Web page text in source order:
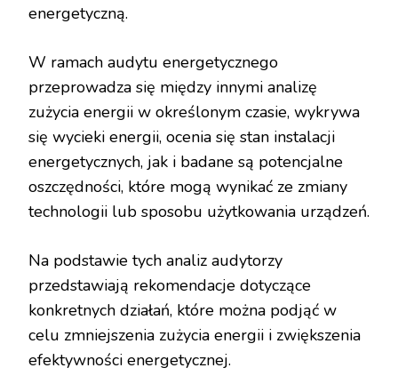
energetyczną.
W ramach audytu energetycznego
przeprowadza się między innymi analizę
zużycia energii w określonym czasie, wykrywa
się wycieki energii, ocenia się stan instalacji
energetycznych, jak i badane są potencjalne
oszczędności, które mogą wynikać ze zmiany
technologii lub sposobu użytkowania urządzeń.
Na podstawie tych analiz audytorzy
przedstawiają rekomendacje dotyczące
konkretnych działań, które można podjąć w
celu zmniejszenia zużycia energii i zwiększenia
efektywności energetycznej.